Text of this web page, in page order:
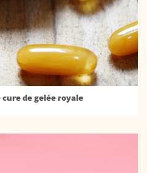
de gelée royale